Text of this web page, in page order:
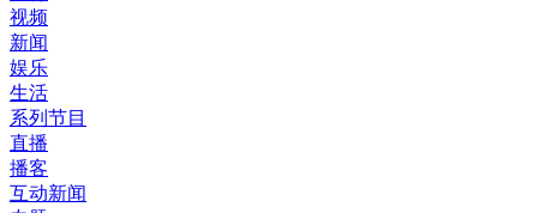
视频
新闻
娱乐
生活
系列节目
直播
播客
互动新闻